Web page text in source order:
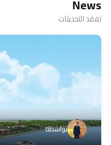
News
تفقد التحديثات
بواسطة